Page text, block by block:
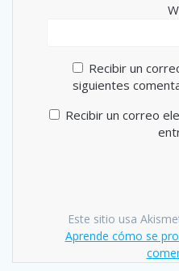
Recibir un
siguientes
Recibir un correo
Este sitio usa
Aprende cómo se